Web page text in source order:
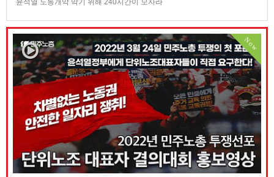
윤석열 노동개악 막기 위해 240시간이 모자라
Now